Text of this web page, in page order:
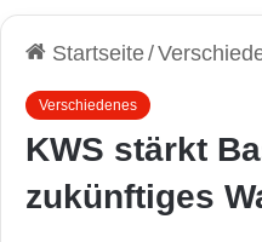
Startseite/
Verschiedenes
KWS stärkt
zukünftiges